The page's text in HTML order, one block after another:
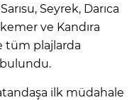
Seyrek, Darıca
ve Kandıra
tüm plajlarda
ilk müdahale